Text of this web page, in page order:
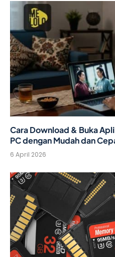
Cara Download & Buka
PC dengan Mudah dan
6 April 2026